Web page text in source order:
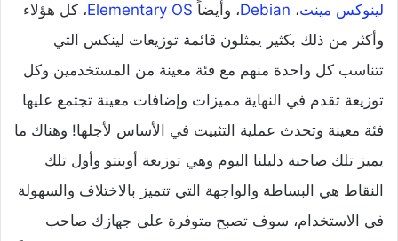
لينوكس مينت، Debian، وأيضاً Elementary OS، كل هؤلاء
وأكثر من ذلك بكثير يمثلون قائمة توزيعات لينكس التي
تتناسب كل واحدة منهم مع فئة معينة من المستخدمين وكل
توزيعة تقدم في النهاية مميزات وإضافات معينة تجتمع عليها
فئة معينة وتحدث عملية التثبيت في الأساس لأجلها! وهناك ما
يميز تلك صاحبة دليلنا اليوم وهي توزيعة أوبنتو وأول تلك
النقاط هي البساطة والواجهة التي تتميز بالاختلاف والسهولة
في الاستخدام، سوف تصبح متوفرة على جهازك صاحب